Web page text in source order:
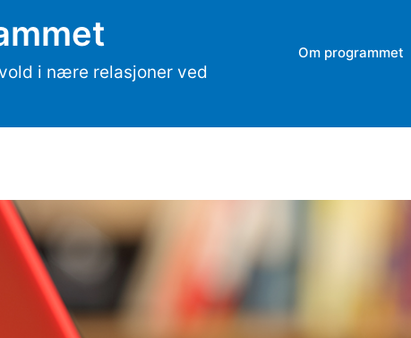
i nære relasjoner ved
Om programmet